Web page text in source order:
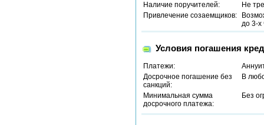
Наличие поручителей:
Не
Привлечение созаемщиков:
до 3-х
Условия погашения
Платежи:
Досрочное погашение без
санкций:
В
Минимальная сумма
досрочного платежа:
Без